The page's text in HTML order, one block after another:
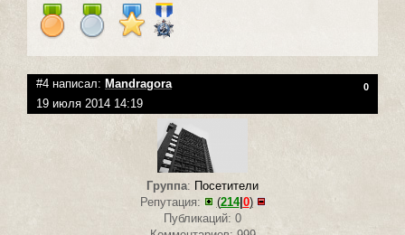
#4 написал: Mandragora 0
19 июля 2014 14:19
Группа: Посетители
Репутация:
(214|0)
Публикаций: 0